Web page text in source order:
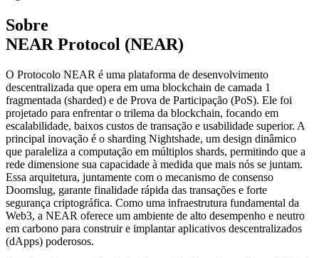
Sobre
NEAR Protocol (NEAR)
O Protocolo NEAR é uma plataforma de desenvolvimento
descentralizada que opera em uma blockchain de camada 1
fragmentada (sharded) e de Prova de Participação (PoS). Ele foi
projetado para enfrentar o trilema da blockchain, focando em
escalabilidade, baixos custos de transação e usabilidade superior. A
principal inovação é o sharding Nightshade, um design dinâmico
que paraleliza a computação em múltiplos shards, permitindo que a
rede dimensione sua capacidade à medida que mais nós se juntam.
Essa arquitetura, juntamente com o mecanismo de consenso
Doomslug, garante finalidade rápida das transações e forte
segurança criptográfica. Como uma infraestrutura fundamental da
Web3, a NEAR oferece um ambiente de alto desempenho e neutro
em carbono para construir e implantar aplicativos descentralizados
(dApps) poderosos.